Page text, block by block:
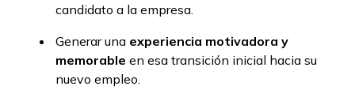
candidato a la empresa.
Generar una experiencia motivadora y
memorable en esa transición inicial hacia su
nuevo empleo.